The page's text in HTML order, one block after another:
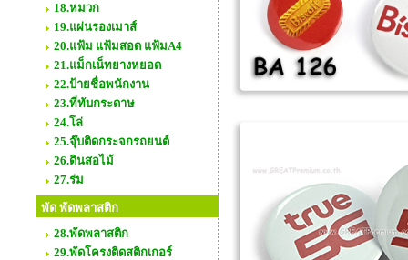
18.หมวก
19.แผ่นรองเมาส์
20.แฟ้ม แฟ้มสอด แฟ้มA4
21.แม็กเน็ทยางหยอด
22.ป้ายชื่อพนักงาน
23.ที่ทับกระดาษ
24.โล่
25.จุ๊บติดกระจกรถยนต์
26.ดินสอไม้
27.ร่ม
พัด พัดพลาสติก
28.พัดพลาสติก
29.พัดโครงติดสติกเกอร์